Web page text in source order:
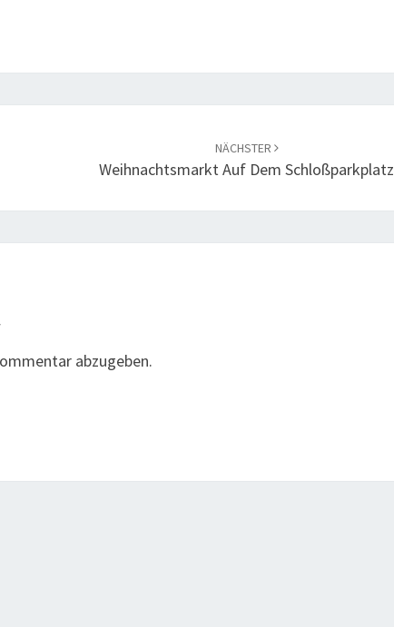
NÄCHSTER
Weihnachtsmarkt Auf Dem Schloßparkplatz
abzugeben.